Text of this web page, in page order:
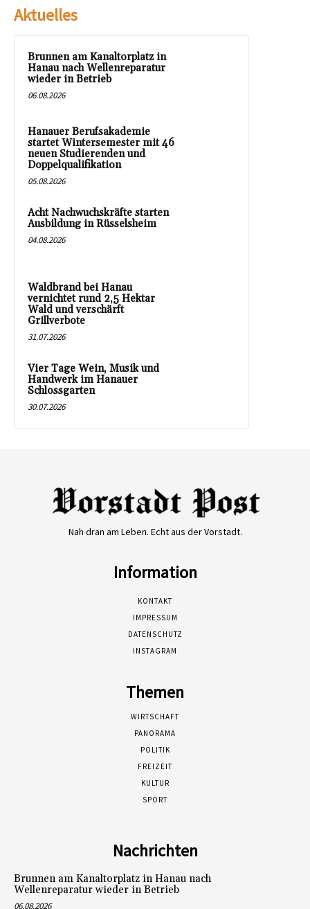
Aktuelles
Brunnen am Kanaltorplatz in
Hanau nach Wellenreparatur
wieder in Betrieb
06.08.2026
Hanauer Berufsakademie
startet Wintersemester mit 46
neuen Studierenden und
Doppelqualifikation
05.08.2026
Acht Nachwuchskräfte starten
Ausbildung in Rüsselsheim
04.08.2026
Waldbrand bei Hanau
vernichtet rund 2,5 Hektar
Wald und verschärft
Grillverbote
31.07.2026
Vier Tage Wein, Musik und
Handwerk im Hanauer
Schlossgarten
30.07.2026
Nah dran am Leben. Echt aus der Vorstadt.
Information
KONTAKT
IMPRESSUM
DATENSCHUTZ
INSTAGRAM
Themen
WIRTSCHAFT
PANORAMA
POLITIK
FREIZEIT
KULTUR
SPORT
Nachrichten
Brunnen am Kanaltorplatz in Hanau nach
Wellenreparatur wieder in Betrieb
06.08.2026